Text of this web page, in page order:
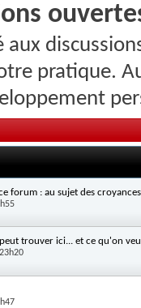
aux
pratique.
forum : au sujet des croyances
trouver ici... et ce qu'on